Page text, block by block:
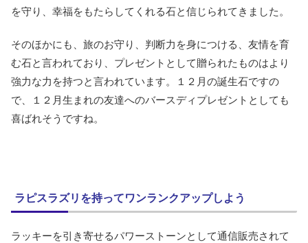
を守り、幸福をもたらしてくれる石と信じられてきました。
そのほかにも、旅のお守り、判断力を身につける、友情を育
む石と言われており、プレゼントとして贈られたものはより
強力な力を持つと言われています。１２月の誕生石ですの
で、１２月生まれの友達へのバースディプレゼントとしても
喜ばれそうですね。
ラピスラズリを持ってワンランクアップしよう
ラッキーを引き寄せるパワーストーンとして通信販売されて